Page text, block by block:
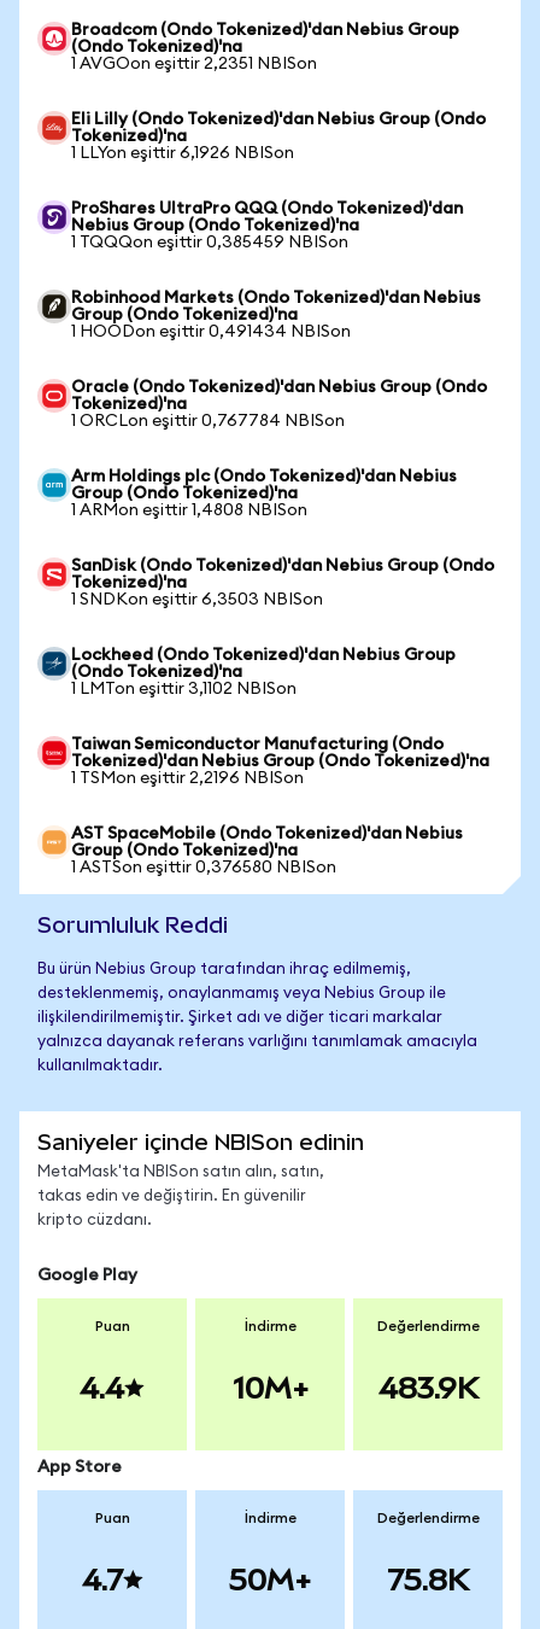
Broadcom (Ondo Tokenized)'dan Nebius Group
(Ondo Tokenized)'na
1 AVGOon eşittir 2,2351 NBISon
Eli Lilly (Ondo Tokenized)'dan Nebius Group (Ondo
Tokenized)'na
1 LLYon eşittir 6,1926 NBISon
ProShares UltraPro QQQ (Ondo Tokenized)'dan
Nebius Group (Ondo Tokenized)'na
1 TQQQon eşittir 0,385459 NBISon
Robinhood Markets (Ondo Tokenized)'dan Nebius
Group (Ondo Tokenized)'na
1 HOODon eşittir 0,491434 NBISon
Oracle (Ondo Tokenized)'dan Nebius Group (Ondo
Tokenized)'na
1 ORCLon eşittir 0,767784 NBISon
Arm Holdings plc (Ondo Tokenized)'dan Nebius
Group (Ondo Tokenized)'na
1 ARMon eşittir 1,4808 NBISon
SanDisk (Ondo Tokenized)'dan Nebius Group (Ondo
Tokenized)'na
1 SNDKon eşittir 6,3503 NBISon
Lockheed (Ondo Tokenized)'dan Nebius Group
(Ondo Tokenized)'na
1 LMTon eşittir 3,1102 NBISon
Taiwan Semiconductor Manufacturing (Ondo
Tokenized)'dan Nebius Group (Ondo Tokenized)'na
1 TSMon eşittir 2,2196 NBISon
AST SpaceMobile (Ondo Tokenized)'dan Nebius
Group (Ondo Tokenized)'na
1 ASTSon eşittir 0,376580 NBISon
Sorumluluk Reddi
Bu ürün Nebius Group tarafından ihraç edilmemiş,
desteklenmemiş, onaylanmamış veya Nebius Group ile
ilişkilendirilmemiştir. Şirket adı ve diğer ticari markalar
yalnızca dayanak referans varlığını tanımlamak amacıyla
kullanılmaktadır.
Saniyeler içinde NBISon edinin
MetaMask'ta NBISon satın alın, satın,
takas edin ve değiştirin. En güvenilir
kripto cüzdanı.
Google Play
Puan
4.4
İndirme
10M+
Değerlendirme
483.9K
App Store
Puan
4.7
İndirme
50M+
Değerlendirme
75.8K